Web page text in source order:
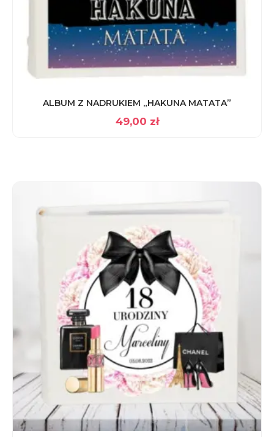
ALBUM Z NADRUKIEM „HAKUNA MATATA”
49,00 zł